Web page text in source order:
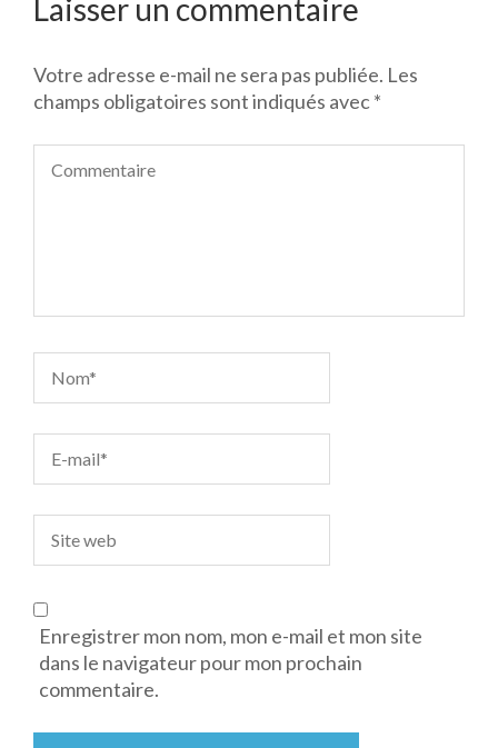
Laisser un commentaire
Votre adresse e-mail ne sera pas publiée. Les
champs obligatoires sont indiqués avec*
Enregistrer mon nom, mon e-mail et mon site
dans le navigateur pour mon prochain
commentaire.